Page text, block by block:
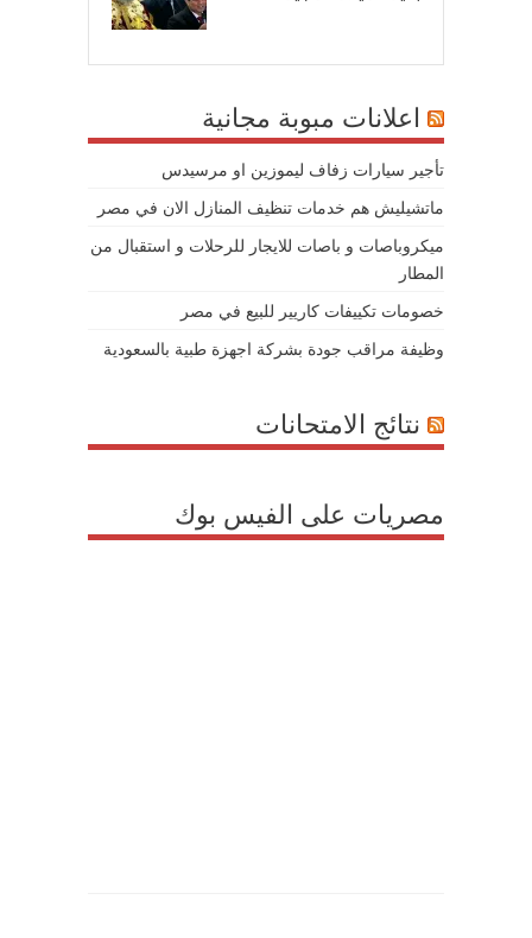
اعلانات مبوبة مجانية
تأجير سيارات زفاف ليموزين او مرسيدس
ماتشيليش هم خدمات تنظيف المنازل الان في مصر
ميكروباصات و باصات للايجار للرحلات و استقبال من
المطار
خصومات تكييفات كاريير للبيع في مصر
وظيفة مراقب جودة بشركة اجهزة طبية بالسعودية
نتائج الامتحانات
مصريات على الفيس بوك